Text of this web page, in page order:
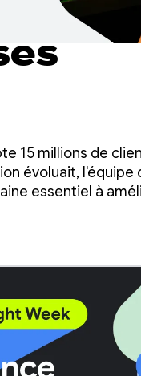
15 millions de
évoluait,
essentiel à
base de code.